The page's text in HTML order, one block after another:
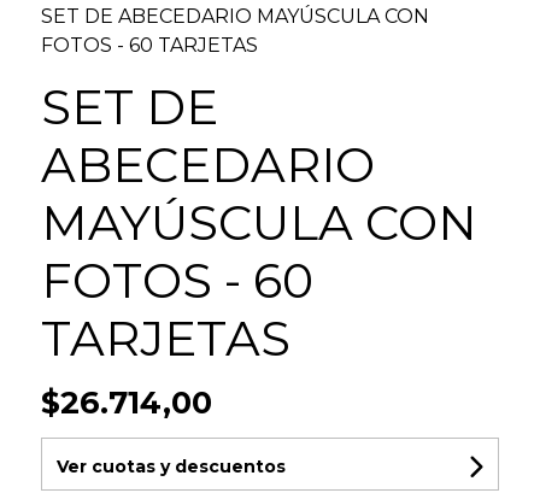
SET DE ABECEDARIO MAYÚSCULA CON
FOTOS - 60 TARJETAS
SET DE
ABECEDARIO
MAYÚSCULA CON
FOTOS - 60
TARJETAS
$26.714,00
Ver cuotas y descuentos